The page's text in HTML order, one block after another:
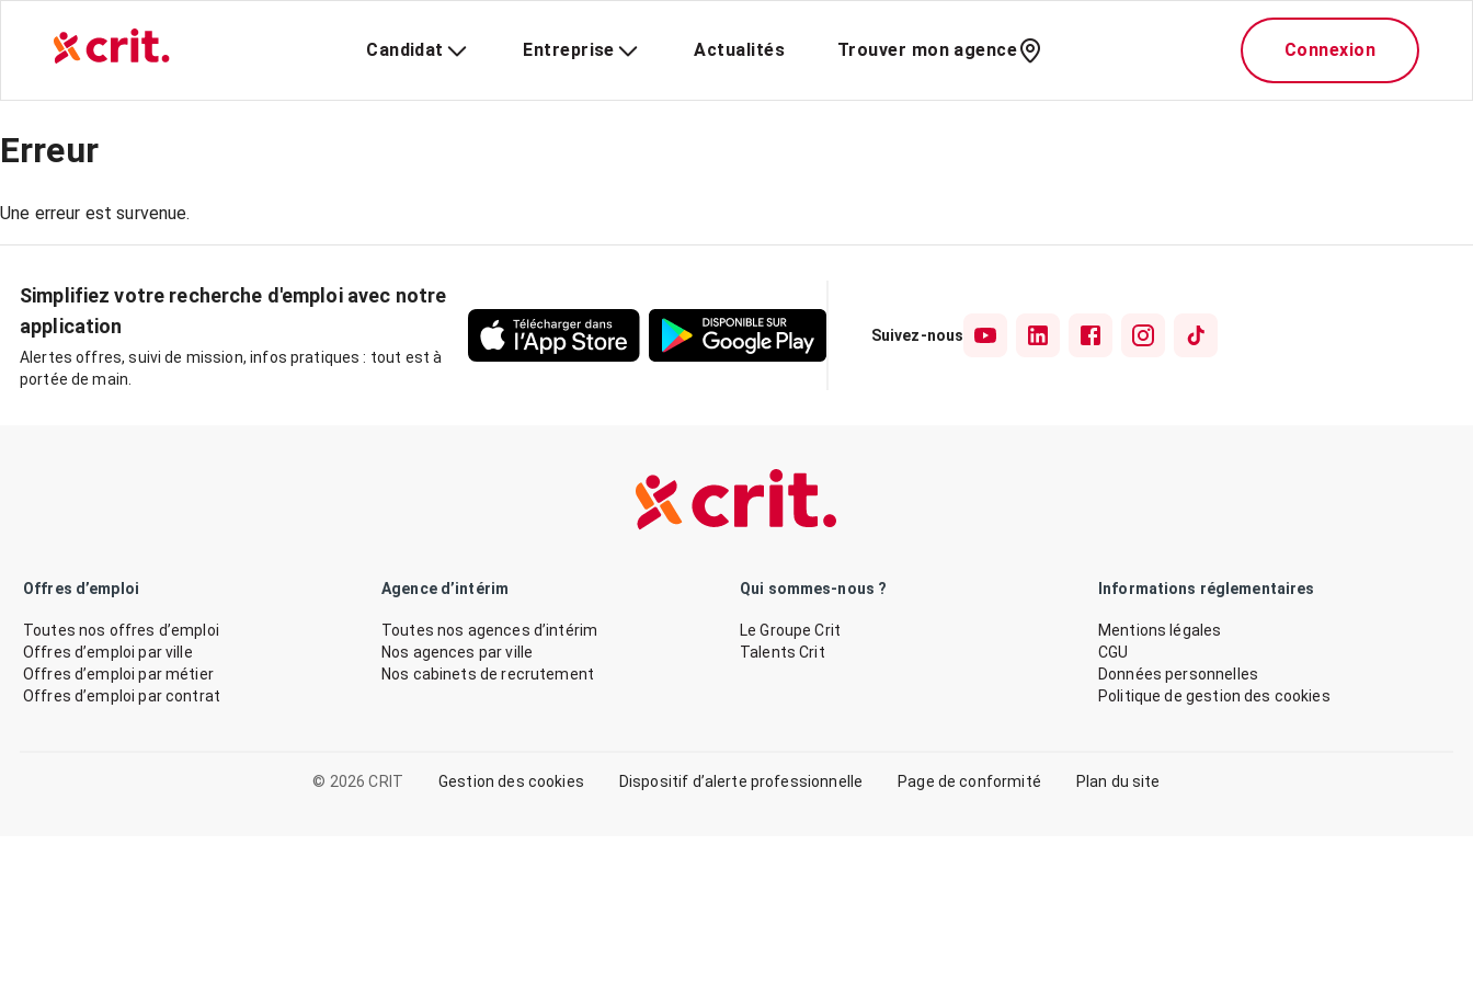
Candidat Entreprise Actualités Trouver mon agence Connexion
Erreur
Une erreur est survenue.
Simplifiez votre recherche d'emploi avec notre
application
Alertes offres, suivi de mission, infos pratiques : tout est à
portée de main.
Suivez-nous
Offres d’emploi
Toutes nos offres d’emploi
Offres d’emploi par ville
Offres d’emploi par métier
Offres d’emploi par contrat
Agence d’intérim
Toutes nos agences d’intérim
Nos agences par ville
Nos cabinets de recrutement
Qui sommes-nous ?
Le Groupe Crit
Talents Crit
Informations réglementaires
Mentions légales
CGU
Données personnelles
Politique de gestion des cookies
© 2026 CRIT Gestion des cookies Dispositif d’alerte professionnelle Page de conformité Plan du site